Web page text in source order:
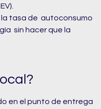
tasa de autoconsumo
sin hacer que la
en el punto de entrega